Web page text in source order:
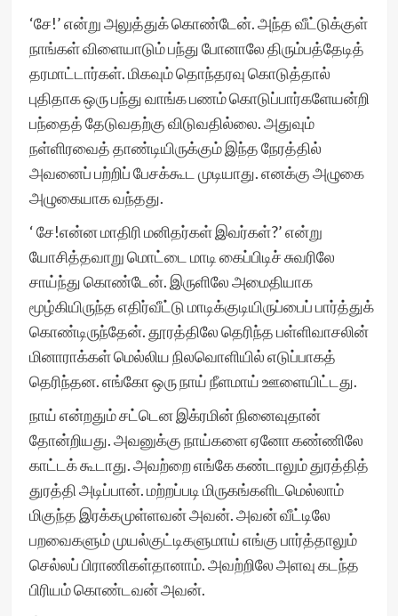
‘சே!’ என்று அலுத்துக் கொண்டேன். அந்த வீட்டுக்குள்
நாங்கள் விளையாடும் பந்து போனாலே திரும்பத்தேடித்
தரமாட்டார்கள். மிகவும் தொந்தரவு கொடுத்தால்
புதிதாக ஒரு பந்து வாங்க பணம் கொடுப்பார்களேயன்றி
பந்தைத் தேடுவதற்கு விடுவதில்லை. அதுவும்
நள்ளிரவைத் தாண்டியிருக்கும் இந்த நேரத்தில்
அவனைப் பற்றிப் பேசக்கூட முடியாது. எனக்கு அழுகை
அழுகையாக வந்தது.
‘ சே!என்ன மாதிரி மனிதர்கள் இவர்கள்?’ என்று
யோசித்தவாறு மொட்டை மாடி கைப்பிடிச் சுவரிலே
சாய்ந்து கொண்டேன். இருளிலே அமைதியாக
மூழ்கியிருந்த எதிர்வீட்டு மாடிக்குடியிருப்பைப் பார்த்துக்
கொண்டிருந்தேன். தூரத்திலே தெரிந்த பள்ளிவாசலின்
மினாராக்கள் மெல்லிய நிலவொளியில் எடுப்பாகத்
தெரிந்தன. எங்கோ ஒரு நாய் நீளமாய் ஊளையிட்டது.
நாய் என்றதும் சட்டென இக்ரமின் நினைவுதான்
தோன்றியது. அவனுக்கு நாய்களை ஏனோ கண்ணிலே
காட்டக் கூடாது. அவற்றை எங்கே கண்டாலும் துரத்தித்
துரத்தி அடிப்பான். மற்றப்படி மிருகங்களிடமெல்லாம்
மிகுந்த இரக்கமுள்ளவன் அவன். அவன் வீட்டிலே
பறவைகளும் முயல்குட்டிகளுமாய் எங்கு பார்த்தாலும்
செல்லப் பிராணிகள்தானாம். அவற்றிலே அளவு கடந்த
பிரியம் கொண்டவன் அவன்.